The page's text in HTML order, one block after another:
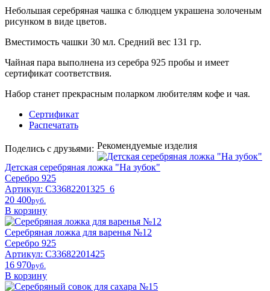
Небольшая серебряная чашка с блюдцем украшена золоченым
рисунком в виде цветов.
Вместимость чашки 30 мл. Средний вес 131 гр.
Чайная пара выполнена из серебра 925 пробы и имеет
сертификат соответствия.
Набор станет прекрасным поларком любителям кофе и чая.
Сертификат
Распечатать
Поделись с друзьями: Рекомендуемые изделия
Детская серебряная ложка "На зубок"
Серебро 925
Артикул: С33682201325_6
20 400pyб.
В корзину
Серебряная ложка для варенья №12
Серебро 925
Артикул: С33682201425
16 970pyб.
В корзину